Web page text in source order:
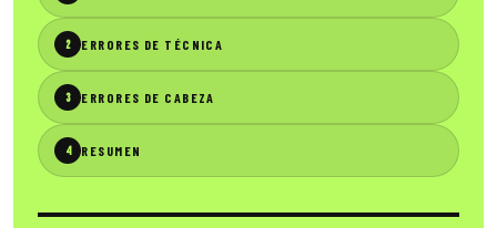
2 ERRORES DE TÉCNICA
3 ERRORES DE CABEZA
4 RESUMEN